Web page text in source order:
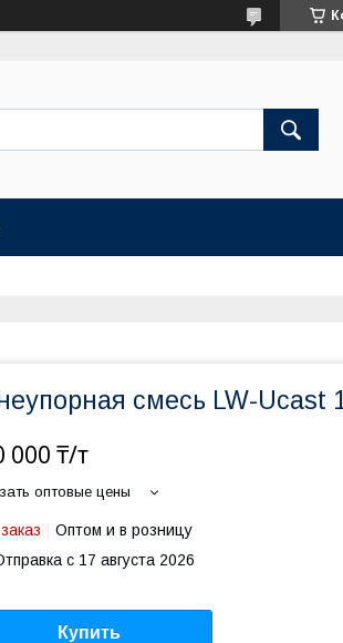
смесь LW-Ucast
000 ₸/т
оптовые цены
Оптом и в розницу
с 17 августа 2026
Купить